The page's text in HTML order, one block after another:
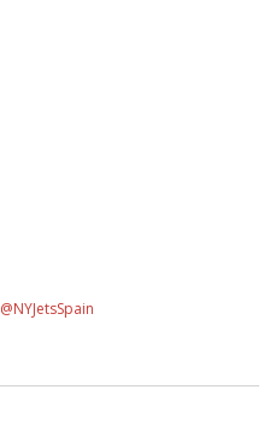
@NYJetsSpain